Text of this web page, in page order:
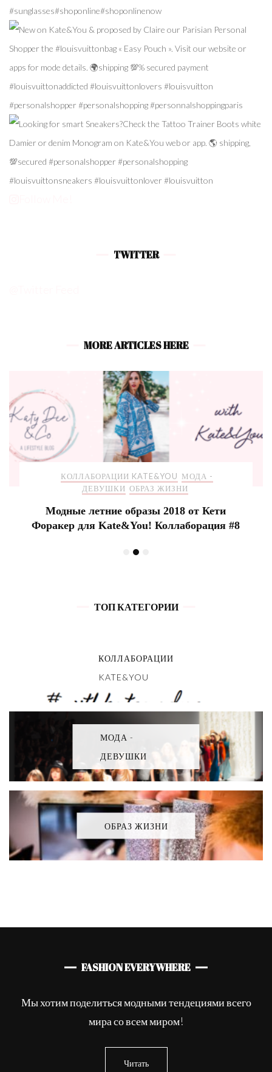
TWITTER
MORE ARTICLES HERE
КОЛЛАБОРАЦИИ KATE&YOU МОДА -
ДЕВУШКИ ОБРАЗ ЖИЗНИ
Модные летние образы 2018 от Кети
Форакер для Kate&You! Коллаборация #8
ТОП КАТЕГОРИИ
КОЛЛАБОРАЦИИ
KATE&YOU
МОДА -
ДЕВУШКИ
ОБРАЗ ЖИЗНИ
FASHION EVERYWHERE
Мы хотим поделиться модными тендециями всего
мира со всем миром!
Читать